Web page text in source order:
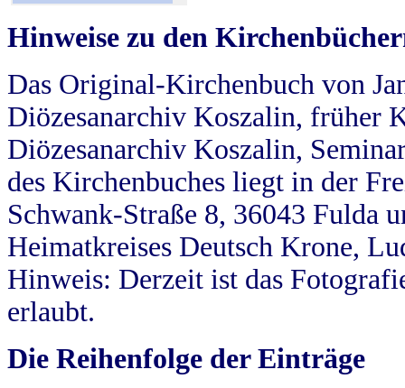
Hinweise zu den
Das Original-Kirchenbuch von
Diözesanarchiv Koszalin, früher
Diözesanarchiv Koszalin,
des Kirchenbuches liegt in der
Schwank-Straße 8, 36043 Fulda
Heimatkreises Deutsch Krone,
Hinweis: Derzeit ist das
erlaubt.
Die Reihenfolge der Einträge